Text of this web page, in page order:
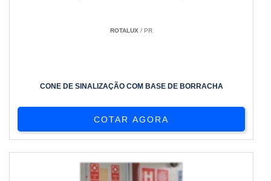
ROTALUX / PR
CONE DE SINALIZAÇÃO COM BASE DE BORRACHA
COTAR AGORA